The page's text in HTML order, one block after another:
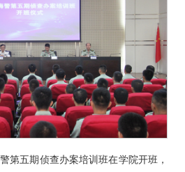
第五期侦查办案培训班在学院开班，